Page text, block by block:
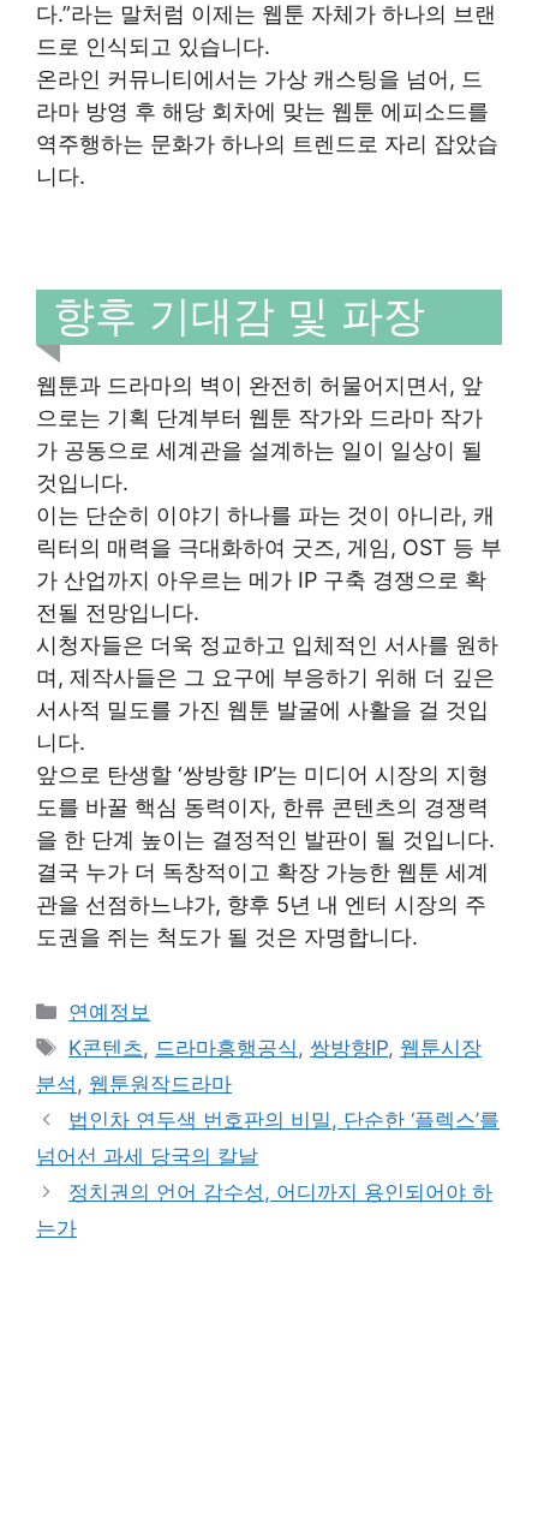
다.”라는 말처럼 이제는 웹툰 자체가 하나의 브랜
드로 인식되고 있습니다.
온라인 커뮤니티에서는 가상 캐스팅을 넘어, 드
라마 방영 후 해당 회차에 맞는 웹툰 에피소드를
역주행하는 문화가 하나의 트렌드로 자리 잡았습
니다.
향후 기대감 및 파장
웹툰과 드라마의 벽이 완전히 허물어지면서, 앞
으로는 기획 단계부터 웹툰 작가와 드라마 작가
가 공동으로 세계관을 설계하는 일이 일상이 될
것입니다.
이는 단순히 이야기 하나를 파는 것이 아니라, 캐
릭터의 매력을 극대화하여 굿즈, 게임, OST 등 부
가 산업까지 아우르는 메가 IP 구축 경쟁으로 확
전될 전망입니다.
시청자들은 더욱 정교하고 입체적인 서사를 원하
며, 제작사들은 그 요구에 부응하기 위해 더 깊은
서사적 밀도를 가진 웹툰 발굴에 사활을 걸 것입
니다.
앞으로 탄생할 ‘쌍방향 IP’는 미디어 시장의 지형
도를 바꿀 핵심 동력이자, 한류 콘텐츠의 경쟁력
을 한 단계 높이는 결정적인 발판이 될 것입니다.
결국 누가 더 독창적이고 확장 가능한 웹툰 세계
관을 선점하느냐가, 향후 5년 내 엔터 시장의 주
도권을 쥐는 척도가 될 것은 자명합니다.
Categories
연예정보
Tags
K콘텐츠, 드라마흥행공식 , 쌍방향IP, 웹툰시장
분석 , 웹툰원작드라마
법인차 연두색 번호판의 비밀, 단순한 ‘플렉스’를
넘어선 과세 당국의 칼날
정치권의 언어 감수성, 어디까지 용인되어야 하
는가